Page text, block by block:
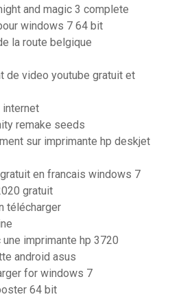
and magic 3 complete
windows 7 64 bit
la route belgique
de video youtube gratuit et
internet
remake seeds
sur imprimante hp deskjet
en francais windows 7
gratuit
télécharger
imprimante hp 3720
android asus
for windows 7
64 bit